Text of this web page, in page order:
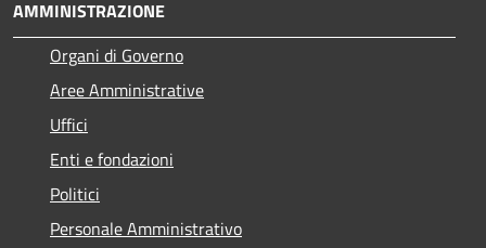
AMMINISTRAZIONE
Organi di Governo
Aree Amministrative
Uffici
Enti e fondazioni
Politici
Personale Amministrativo